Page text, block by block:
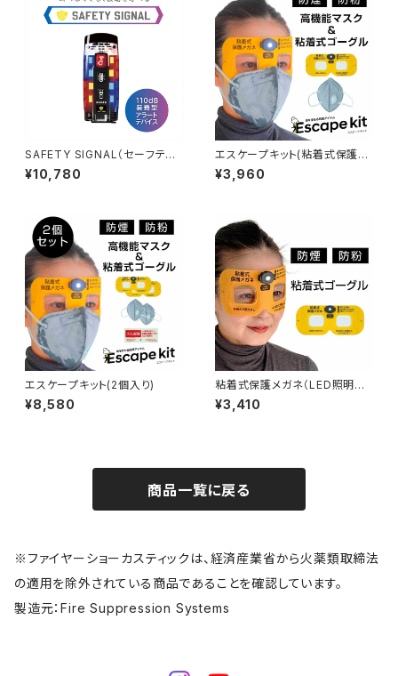
SAFETY SIGNAL（セーフティ
シグナル）
¥10,780
エスケープキット(粘着式保護メ
ガネ+防煙・防粉マスク)
¥3,960
エスケープキット(2個入り)
¥8,580
粘着式保護メガネ（LED照明付
き）
¥3,410
商品一覧に戻る
※ファイヤーショーカスティックは、経済産業省から火薬類取締法
の適用を除外されている商品であることを確認しています。
製造元：Fire Suppression Systems